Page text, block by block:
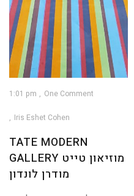
1:01 pm One Comment
Iris Eshet Cohen
TATE MODERN
GALLERY מוזיאון טייט
מודרן לונדון